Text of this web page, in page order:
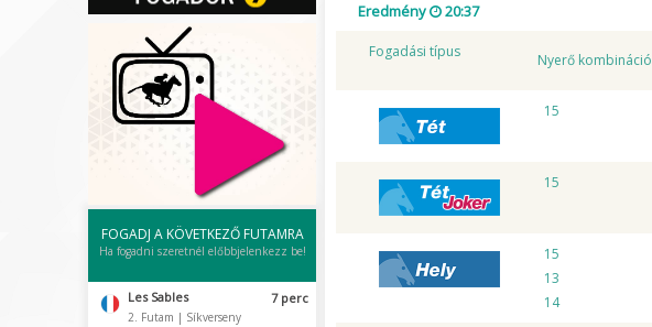
FOGADJ A KÖVETKEZŐ FUTAMRA
Ha fogadni szeretnél előbbjelenkezz be!
Les Sables 7 perc
2. Futam | Síkverseny
Eredmény 20:37
Fogadási típus Nyerő kombináció
Tét 15
Tét Joker 15
Hely 15
13
14